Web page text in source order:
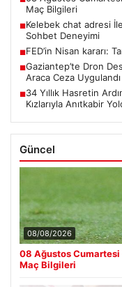
Maç Bilgileri
■Kelebek chat adresi
Sohbet Deneyimi
■FED’in Nisan kararı:
■Gaziantep’te Dron
Araca Ceza Uygulandı
■34 Yıllık Hasretin
Kızlarıyla Anıtkabir
Güncel
08/08/2026
08 Ağustos Cumartesi
Maç Bilgileri